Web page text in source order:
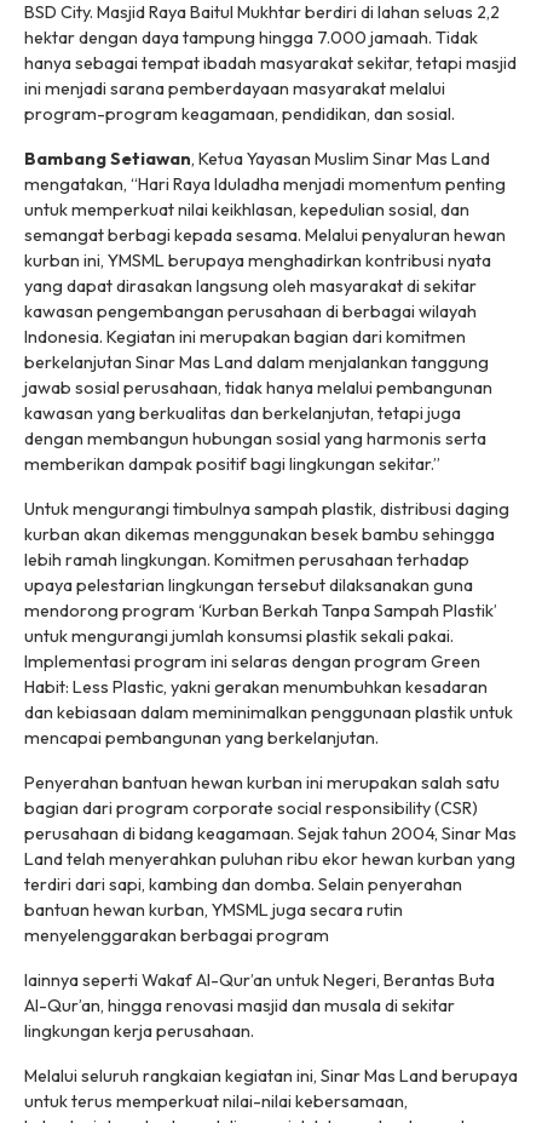
BSD City. Masjid Raya Baitul Mukhtar berdiri di lahan seluas 2,2
hektar dengan daya tampung hingga 7.000 jamaah. Tidak
hanya sebagai tempat ibadah masyarakat sekitar, tetapi masjid
ini menjadi sarana pemberdayaan masyarakat melalui
program-program keagamaan, pendidikan, dan sosial.
Bambang Setiawan, Ketua Yayasan Muslim Sinar Mas Land
mengatakan, “Hari Raya Iduladha menjadi momentum penting
untuk memperkuat nilai keikhlasan, kepedulian sosial, dan
semangat berbagi kepada sesama. Melalui penyaluran hewan
kurban ini, YMSML berupaya menghadirkan kontribusi nyata
yang dapat dirasakan langsung oleh masyarakat di sekitar
kawasan pengembangan perusahaan di berbagai wilayah
Indonesia. Kegiatan ini merupakan bagian dari komitmen
berkelanjutan Sinar Mas Land dalam menjalankan tanggung
jawab sosial perusahaan, tidak hanya melalui pembangunan
kawasan yang berkualitas dan berkelanjutan, tetapi juga
dengan membangun hubungan sosial yang harmonis serta
memberikan dampak positif bagi lingkungan sekitar.”
Untuk mengurangi timbulnya sampah plastik, distribusi daging
kurban akan dikemas menggunakan besek bambu sehingga
lebih ramah lingkungan. Komitmen perusahaan terhadap
upaya pelestarian lingkungan tersebut dilaksanakan guna
mendorong program ‘Kurban Berkah Tanpa Sampah Plastik’
untuk mengurangi jumlah konsumsi plastik sekali pakai.
Implementasi program ini selaras dengan program Green
Habit: Less Plastic, yakni gerakan menumbuhkan kesadaran
dan kebiasaan dalam meminimalkan penggunaan plastik untuk
mencapai pembangunan yang berkelanjutan.
Penyerahan bantuan hewan kurban ini merupakan salah satu
bagian dari program corporate social responsibility (CSR)
perusahaan di bidang keagamaan. Sejak tahun 2004, Sinar Mas
Land telah menyerahkan puluhan ribu ekor hewan kurban yang
terdiri dari sapi, kambing dan domba. Selain penyerahan
bantuan hewan kurban, YMSML juga secara rutin
menyelenggarakan berbagai program
lainnya seperti Wakaf Al-Qur’an untuk Negeri, Berantas Buta
Al-Qur’an, hingga renovasi masjid dan musala di sekitar
lingkungan kerja perusahaan.
Melalui seluruh rangkaian kegiatan ini, Sinar Mas Land berupaya
untuk terus memperkuat nilai-nilai kebersamaan,